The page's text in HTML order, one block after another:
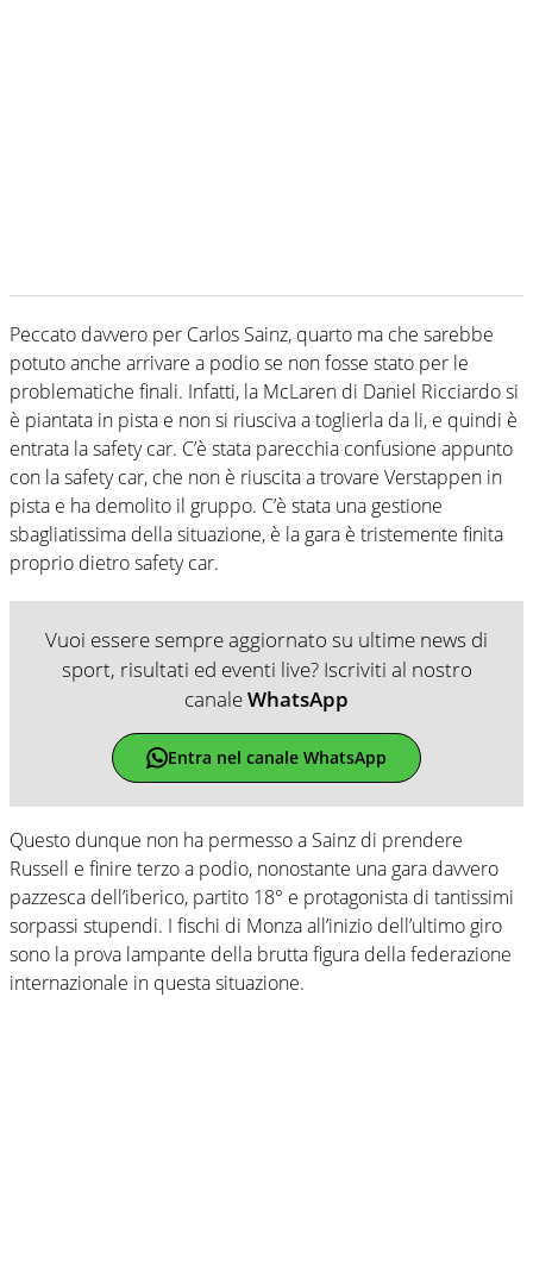
Peccato davvero per Carlos Sainz, quarto ma che sarebbe
potuto anche arrivare a podio se non fosse stato per le
problematiche finali. Infatti, la McLaren di Daniel Ricciardo si
è piantata in pista e non si riusciva a toglierla da li, e quindi è
entrata la safety car. C’è stata parecchia confusione appunto
con la safety car, che non è riuscita a trovare Verstappen in
pista e ha demolito il gruppo. C’è stata una gestione
sbagliatissima della situazione, è la gara è tristemente finita
proprio dietro safety car.
Vuoi essere sempre aggiornato su ultime news di
sport, risultati ed eventi live? Iscriviti al nostro
canaleWhatsApp
Entra nel canale WhatsApp
Questo dunque non ha permesso a Sainz di prendere
Russell e finire terzo a podio, nonostante una gara davvero
pazzesca dell’iberico, partito 18° e protagonista di tantissimi
sorpassi stupendi. I fischi di Monza all’inizio dell’ultimo giro
sono la prova lampante della brutta figura della federazione
internazionale in questa situazione.